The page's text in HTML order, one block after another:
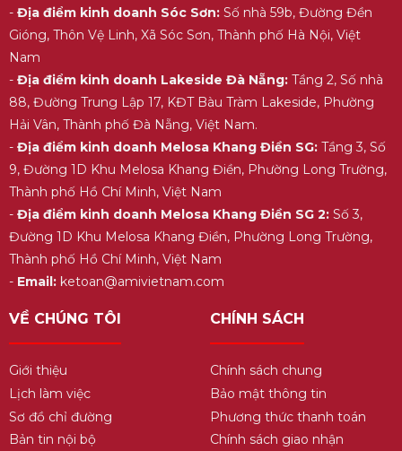
- Địa điểm kinh doanh Sóc Sơn:Số nhà 59b, Đường Đền
Gióng, Thôn Vệ Linh, Xã Sóc Sơn, Thành phố Hà Nội, Việt
Nam
- Địa điểm kinh doanh Lakeside Đà Nẵng:Tầng 2, Số nhà
88, Đường Trung Lập 17, KĐT Bàu Tràm Lakeside, Phường
Hải Vân, Thành phố Đà Nẵng, Việt Nam.
- Địa điểm kinh doanh Melosa Khang Điền SG:Tầng 3, Số
9, Đường 1D Khu Melosa Khang Điền, Phường Long Trường,
Thành phố Hồ Chí Minh, Việt Nam
- Địa điểm kinh doanh Melosa Khang Điền SG 2:Số 3,
Đường 1D Khu Melosa Khang Điền, Phường Long Trường,
Thành phố Hồ Chí Minh, Việt Nam
- Email:ketoan@amivietnam.com
VỀ CHÚNG TÔI
Giới thiệu
Lịch làm việc
Sơ đồ chỉ đường
Bản tin nội bộ
CHÍNH SÁCH
Chính sách chung
Bảo mật thông tin
Phương thức thanh toán
Chính sách giao nhận